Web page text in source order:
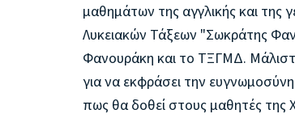
μαθημάτων της αγγλικής και της
Λυκειακών Τάξεων "Σωκράτης
Φανουράκη και το ΤΞΓΜΔ.
για να εκφράσει την
πως θα δοθεί στους μαθητές της